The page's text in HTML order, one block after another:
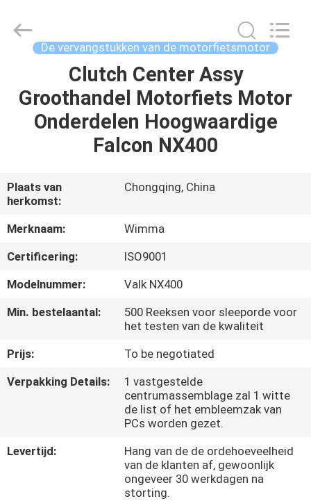
PRODUCTEN
OVER
ONS
FABRIEKSTOCHT
KWALITEITSCONTROLE
NIEUWS
OFFERTE
Spare
Parts
De vervangstukken van de motorfietsmotor
Clutch Center Assy
Groothandel Motorfiets Motor
Onderdelen Hoogwaardige
Falcon NX400
Plaats van
herkomst:
Chongqing, China
Merknaam:
Wimma
Certificering:
ISO9001
Modelnummer:
Valk NX400
Min. bestelaantal:
500 Reeksen voor sleeporde voor
het testen van de kwaliteit
Prijs:
To be negotiated
Verpakking Details:
1 vastgestelde
centrumassemblage zal 1 witte
de list of het embleemzak van
PCs worden gezet.
Levertijd:
Hang van de de ordehoeveelheid
van de klanten af, gewoonlijk
ongeveer 30 werkdagen na
storting.